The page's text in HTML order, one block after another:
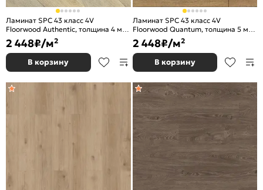
Ламинат SPC 43 класс 4V
Floorwood Authentic, толщина 4 мм,
1502 Fleur de orange
2 448₽/м²
В корзину
Ламинат SPC 43 класс 4V
Floorwood Quantum, толщина 5 мм,
8804 Дуб Томсон / Thomson Oak
2 448₽/м²
В корзину